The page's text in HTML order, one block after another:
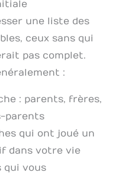
une liste des
ceux sans qui
pas complet.
:
: parents, frères,
parents
qui ont joué un
dans votre vie
qui vous